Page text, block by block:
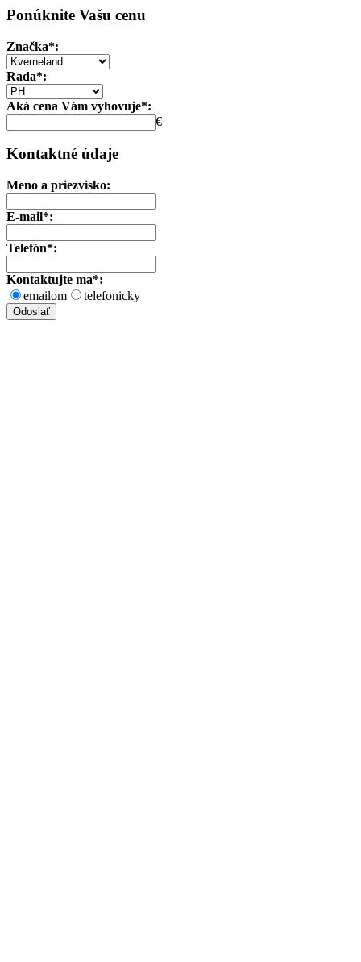
Ponúknite Vašu cenu
Značka*:
Rada*:
Aká cena Vám vyhovuje*:
€
Kontaktné údaje
Meno a priezvisko:
E-mail*:
Telefón*:
Kontaktujte ma*:
emailom
telefonicky